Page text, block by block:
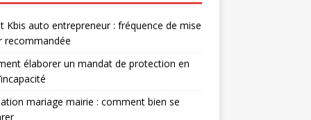
Kbis auto entrepreneur : fréquence de mise
recommandée
élaborer un mandat de protection en
mariage mairie : comment bien se